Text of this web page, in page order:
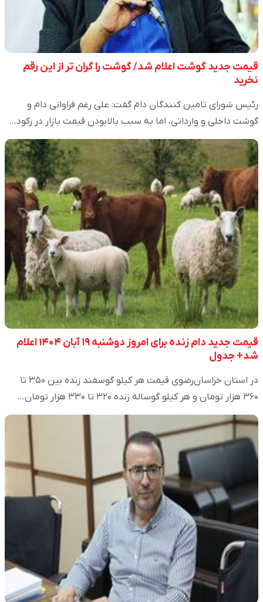
قیمت جدید گوشت اعلام شد/ گوشت را گران تر از این رقم
نخرید
رئیس شورای تامین کنندگان دام گفت: علی رغم فراوانی دام و
گوشت داخلی و وارداتی، اما به سبب بالابودن قیمت بازار در رکود…
قیمت جدید دام زنده برای امروز دوشنبه ۱۹ آبان ۱۴۰۴ اعلام
شد+ جدول
در استان خراسان‌رضوی قیمت هر کیلو گوسفند زنده بین ۳۵۰ تا
۳۶۰ هزار تومان و هر کیلو گوساله زنده ۳۲۰ تا ۳۳۰ هزار تومان…